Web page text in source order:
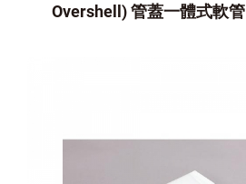
Overshell) 管蓋一體式軟管